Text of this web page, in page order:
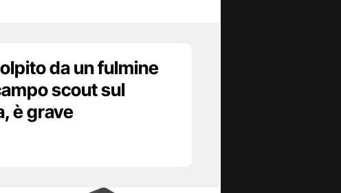
da un fulmine
scout sul
è grave